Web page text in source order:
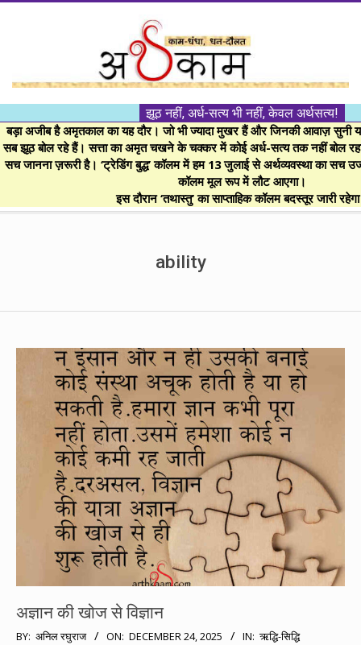
।।
अर्थकाम।।
BE
FINANCIALLY
झूठ नहीं, अर्ध-सत्य भी नहीं, केवल अर्थसत्य!
बड़ा अजीब है अमृतकाल का यह दौर। जो भी ज्यादा मुखर हैं और जिनकी आवाज़ सुनी
सब झूठ बोल रहे हैं। सत्ता का अमृत चखने के चक्कर में कोई अर्ध-सत्य तक नहीं बोल
सच जानना ज़रूरी है। ‘ट्रेडिंग बुद्ध’ कॉलम में हम 13 जुलाई से अर्थव्यवस्था का सच
कॉलम मूल रूप में लौट आएगा।
इस दौरान ‘तथास्तु’ का साप्ताहिक कॉलम बदस्तूर जारी
ability
अज्ञान की खोज से विज्ञान
2025-
BY: अनिल रघुराज ON: DECEMBER 24, 2025 IN: ऋद्धि-सिद्धि